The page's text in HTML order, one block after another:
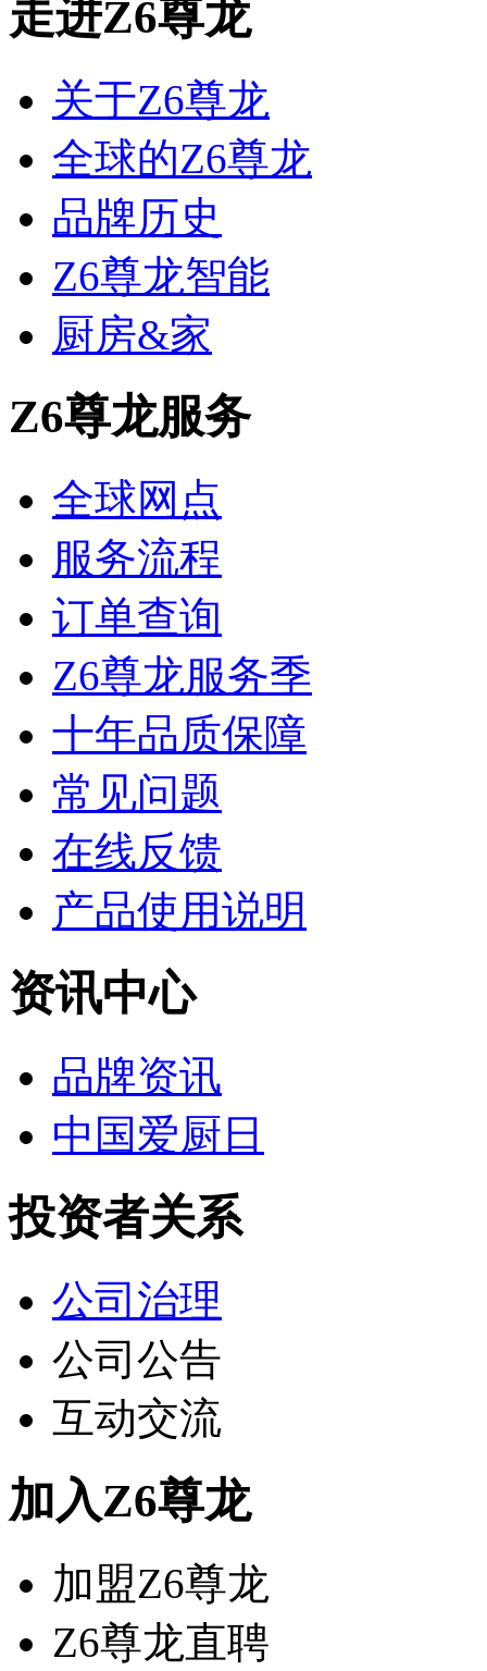
走进Z6尊龙
关于Z6尊龙
全球的Z6尊龙
品牌历史
Z6尊龙智能
厨房&家
Z6尊龙服务
全球网点
服务流程
订单查询
Z6尊龙服务季
十年品质保障
常见问题
在线反馈
产品使用说明
资讯中心
品牌资讯
中国爱厨日
投资者关系
公司治理
公司公告
互动交流
加入Z6尊龙
加盟Z6尊龙
Z6尊龙直聘